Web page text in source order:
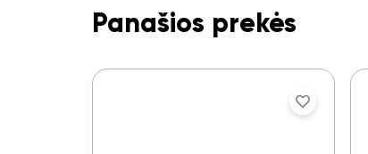
Panašios prekės